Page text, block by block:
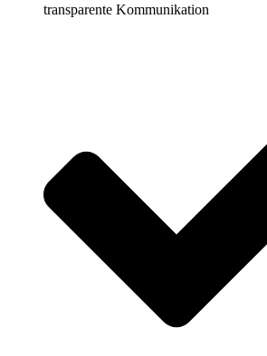
transparente Kommunikation